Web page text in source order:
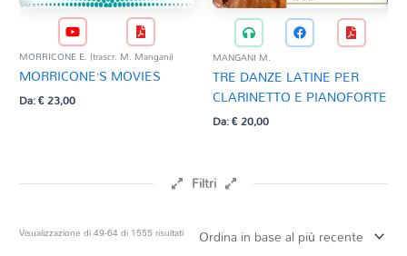
MORRICONE E. (trascr. M. Mangani)
MORRICONE’S MOVIES
Da:€23,00
MANGANI M.
TRE DANZE LATINE PER
CLARINETTO E PIANOFORTE
Da:€20,00
Filtri
Visualizzazione di 49-64 di 1555 risultatiOrdina
in